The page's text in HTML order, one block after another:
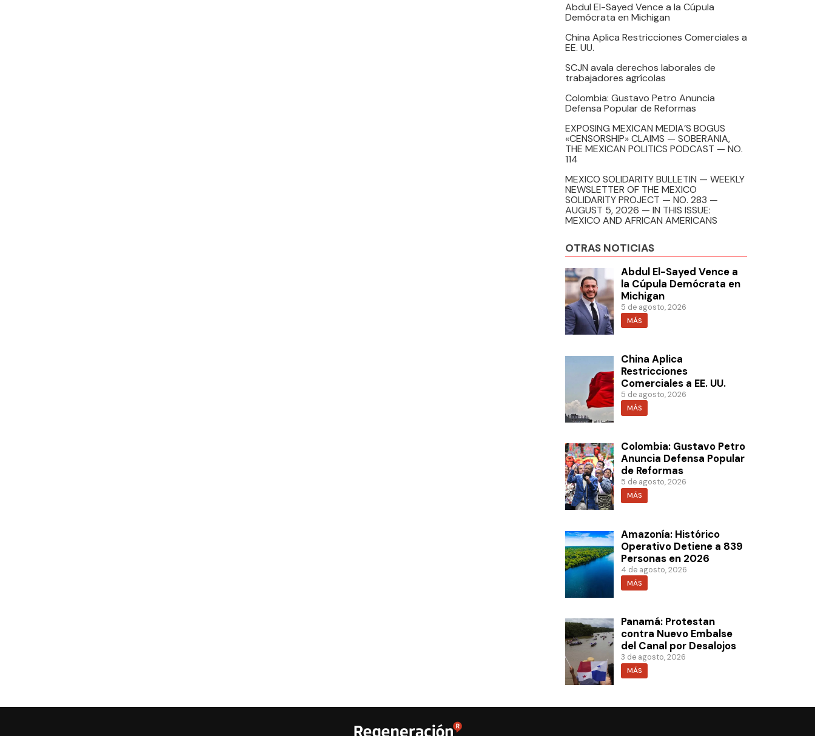
Abdul El-Sayed Vence a la Cúpula
Demócrata en Michigan
China Aplica Restricciones Comerciales a
EE. UU.
SCJN avala derechos laborales de
trabajadores agrícolas
Colombia: Gustavo Petro Anuncia
Defensa Popular de Reformas
EXPOSING MEXICAN MEDIA’S BOGUS
«CENSORSHIP» CLAIMS — SOBERANIA,
THE MEXICAN POLITICS PODCAST — NO.
114
MEXICO SOLIDARITY BULLETIN — WEEKLY
NEWSLETTER OF THE MEXICO
SOLIDARITY PROJECT — NO. 283 —
AUGUST 5, 2026 — IN THIS ISSUE:
MEXICO AND AFRICAN AMERICANS
OTRAS NOTICIAS
Abdul El-Sayed Vence a
la Cúpula Demócrata en
Michigan
5 de agosto, 2026
MÁS
China Aplica
Restricciones
Comerciales a EE. UU.
5 de agosto, 2026
MÁS
Colombia: Gustavo Petro
Anuncia Defensa Popular
de Reformas
5 de agosto, 2026
MÁS
Amazonía: Histórico
Operativo Detiene a 839
Personas en 2026
4 de agosto, 2026
MÁS
Panamá: Protestan
contra Nuevo Embalse
del Canal por Desalojos
3 de agosto, 2026
MÁS